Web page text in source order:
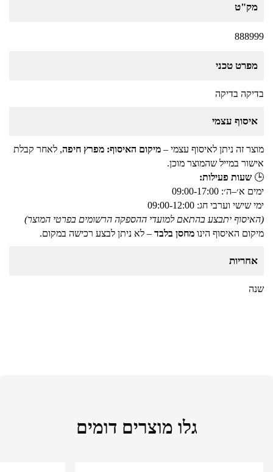
מק"ט
888999
מפרט טכני
בדיקה בדיקה
איסוף עצמי
מוצר זה ניתן לאיסוף עצמי – מיקום האיסוף: מפרץ חיפה, לאחר קבלת
אישור במייל שהמוצר מוכן.
🕒 שעות פעילות:
ימים א׳–ה׳: 09:00-17:00
ימי שישי וערבי חג: 09:00-12:00
(האיסוף יתבצע בהתאם למועדי ההספקה הרשומים בפרטי המוצר)
מיקום האיסוף הינו מחסן בלבד – לא ניתן לבצע רכישה במקום.
אחריות
שנה
גלו מוצרים דומים